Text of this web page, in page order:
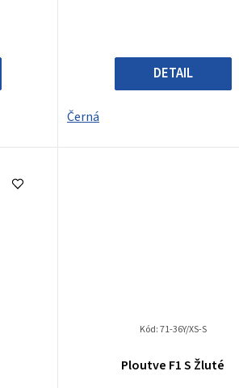
DETAIL
Černá
Ploutve F1 S Žluté
Kód:71-36Y/XS-S